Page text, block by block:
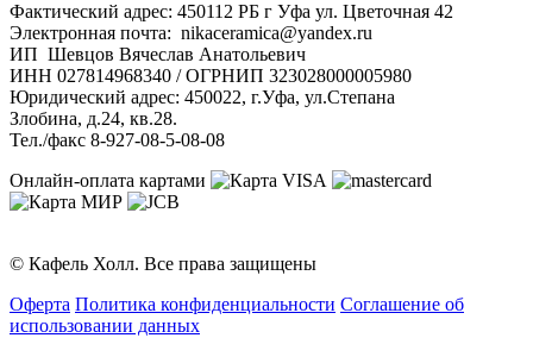
Фактический адрес: 450112 РБ г Уфа ул. Цветочная 42
Электронная почта: nikaceramica@yandex.ru
ИП Шевцов Вячеслав Анатольевич
ИНН 027814968340 / ОГРНИП 323028000005980
Юридический адрес: 450022, г.Уфа, ул.Степана
Злобина, д.24, кв.28.
Тел./факс 8-927-08-5-08-08
Онлайн-оплата картами
© Кафель Холл. Все права защищены
Оферта Политика конфиденциальности Соглашение об
использовании данных